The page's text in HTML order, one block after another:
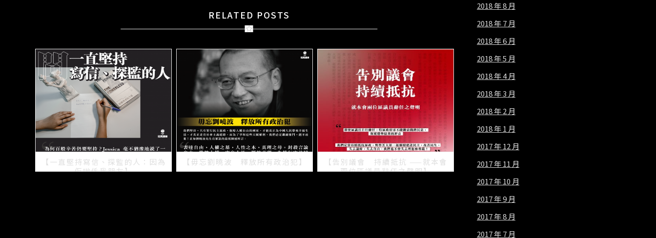
RELATED POSTS
【一直堅持寫信、探監的人：因為
佢哋係我朋友】
【毋忘劉曉波 釋放所有政治犯】
【告別議會 持續抵抗 ——就本會
兩位區議員辭任之聲明】
2018 年 8 月
2018 年 7 月
2018 年 6 月
2018 年 5 月
2018 年 4 月
2018 年 3 月
2018 年 2 月
2018 年 1 月
2017 年 12 月
2017 年 11 月
2017 年 10 月
2017 年 9 月
2017 年 8 月
2017 年 7 月